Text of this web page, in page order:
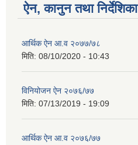
ऐन, कानुन तथा निर्देशिका
आर्थिक ऐन आ.व २०७७/७८
मिति: 08/10/2020 - 10:43
विनियोजन ऐन २०७६/७७
मिति: 07/13/2019 - 19:09
आर्थिक ऐन आ.व २०७६/७७